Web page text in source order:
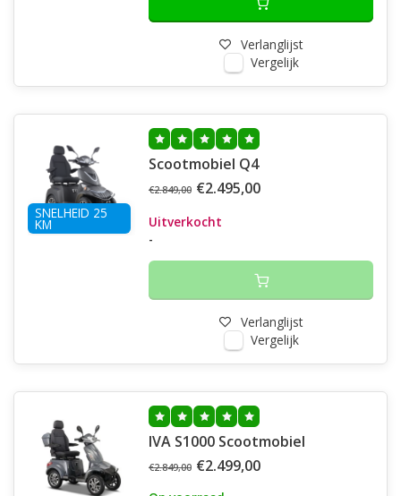
Verlanglijst
Vergelijk
SNELHEID 25
KM
Scootmobiel Q4
€2.849,00 €2.495,00
Uitverkocht
-
Verlanglijst
Vergelijk
IVA S1000 Scootmobiel
€2.849,00 €2.499,00